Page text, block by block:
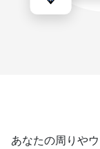
あなたの周りや